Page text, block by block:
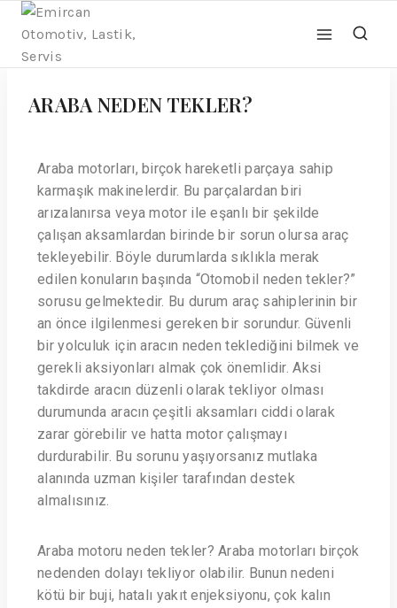
ARABA NEDEN TEKLER?
Araba motorları, birçok hareketli parçaya sahip
karmaşık makinelerdir. Bu parçalardan biri
arızalanırsa veya motor ile eşanlı bir şekilde
çalışan aksamlardan birinde bir sorun olursa araç
tekleyebilir. Böyle durumlarda sıklıkla merak
edilen konuların başında “Otomobil neden tekler?”
sorusu gelmektedir. Bu durum araç sahiplerinin bir
an önce ilgilenmesi gereken bir sorundur. Güvenli
bir yolculuk için aracın neden teklediğini bilmek ve
gerekli aksiyonları almak çok önemlidir. Aksi
takdirde aracın düzenli olarak tekliyor olması
durumunda aracın çeşitli aksamları ciddi olarak
zarar görebilir ve hatta motor çalışmayı
durdurabilir. Bu sorunu yaşıyorsanız mutlaka
alanında uzman kişiler tarafından destek
almalısınız.
Araba motoru neden tekler? Araba motorları birçok
nedenden dolayı tekliyor olabilir. Bunun nedeni
kötü bir buji, hatalı yakıt enjeksiyonu, çok kalın